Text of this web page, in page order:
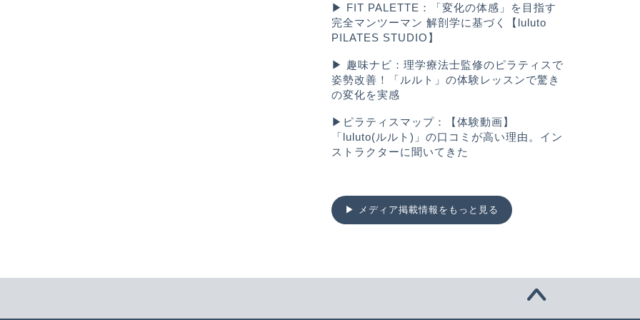
▶︎ FIT PALETTE：「変化の体感」を目指す
完全マンツーマン 解剖学に基づく【luluto
PILATES STUDIO】
▶︎ 趣味ナビ：理学療法士監修のピラティスで
姿勢改善！「ルルト」の体験レッスンで驚き
の変化を実感
▶︎ ピラティスマップ：【体験動画】
「luluto(ルルト)」の口コミが高い理由。イン
ストラクターに聞いてきた
▶︎ メディア掲載情報をもっと見る